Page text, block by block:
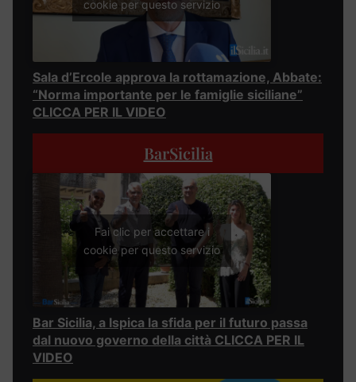
cookie per questo servizio
Sala d’Ercole approva la rottamazione, Abbate:
“Norma importante per le famiglie siciliane”
CLICCA PER IL VIDEO
BarSicilia
Fai clic per accettare i
cookie per questo servizio
Bar Sicilia, a Ispica la sfida per il futuro passa
dal nuovo governo della città CLICCA PER IL
VIDEO